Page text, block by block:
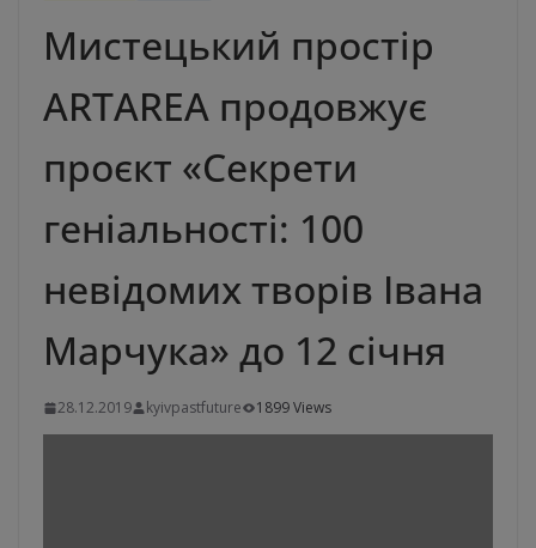
Мистецький простір
ARTAREA продовжує
проєкт «Секрети
геніальності: 100
невідомих творів Івана
Марчука» до 12 січня
28.12.2019 kyivpastfuture 1899 Views